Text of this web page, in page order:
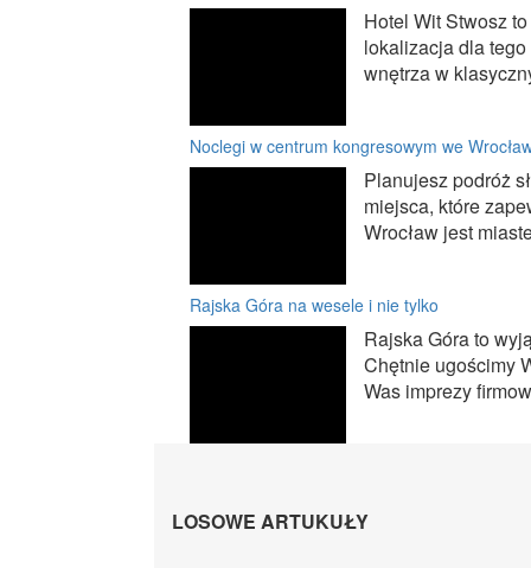
Hotel Wit Stwosz
lokalizacja dla
wnętrza w
Noclegi w centrum kongresowym we
Planujesz podróż
miejsca, które
Wrocław jest
Rajska Góra na wesele i nie tylko
Rajska Góra to
Chętnie ugościmy
Was imprezy
LOSOWE ARTUKUŁY